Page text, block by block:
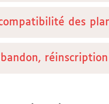
des
réinscription